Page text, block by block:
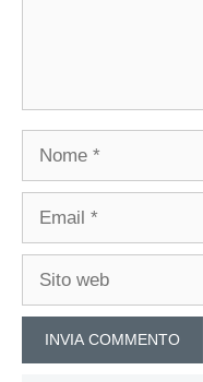
Nome
Email
Sito